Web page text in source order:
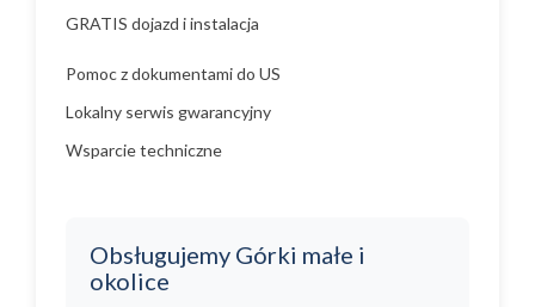
GRATIS dojazd i instalacja
Pomoc z dokumentami do US
Lokalny serwis gwarancyjny
Wsparcie techniczne
Obsługujemy Górki małe i
okolice